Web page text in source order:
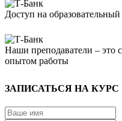
Доступ на
Наши преподаватели – это
опытом работы
ЗАПИСАТЬСЯ НА КУРС